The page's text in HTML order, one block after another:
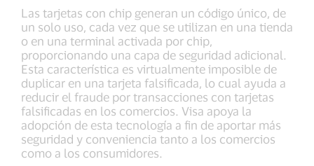
Las tarjetas con chip generan un código único, de
un solo uso, cada vez que se utilizan en una tienda
o en una terminal activada por chip,
proporcionando una capa de seguridad adicional.
Esta característica es virtualmente imposible de
duplicar en una tarjeta falsificada, lo cual ayuda a
reducir el fraude por transacciones con tarjetas
falsificadas en los comercios. Visa apoya la
adopción de esta tecnología a fin de aportar más
seguridad y conveniencia tanto a los comercios
como a los consumidores.